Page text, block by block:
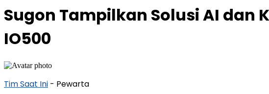
Sugon Tampilkan Solusi AI dan
IO500
Tim Saat Ini - Pewarta